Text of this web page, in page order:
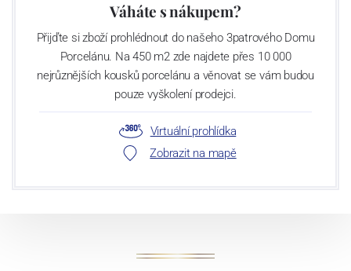
Váháte s nákupem?
Přijďte si zboží prohlédnout do našeho 3patrového Domu
Porcelánu. Na 450 m2 zde najdete přes 10 000
nejrůznějších kousků porcelánu a věnovat se vám budou
pouze vyškolení prodejci.
Virtuální prohlídka
Zobrazit na mapě